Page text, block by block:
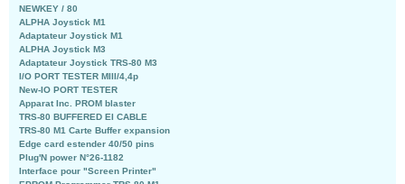
NEWKEY / 80
ALPHA Joystick M1
Adaptateur Joystick M1
ALPHA Joystick M3
Adaptateur Joystick TRS-80 M3
I/O PORT TESTER MIII/4,4p
New-IO PORT TESTER
Apparat Inc. PROM blaster
TRS-80 BUFFERED EI CABLE
TRS-80 M1 Carte Buffer expansion
Edge card estender 40/50 pins
Plug'N power N°26-1182
Interface pour "Screen Printer"